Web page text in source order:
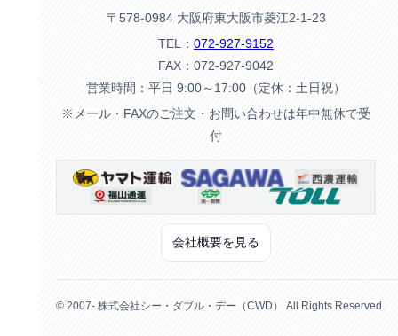
〒578-0984 大阪府東大阪市菱江2-1-23
TEL： 072-927-9152
FAX：072-927-9042
営業時間：平日 9:00～17:00（定休：土日祝）
※メール・FAXのご注文・お問い合わせは年中無休で受
付
会社概要を見る
© 2007- 株式会社シー・ダブル・デー（CWD） All Rights Reserved.